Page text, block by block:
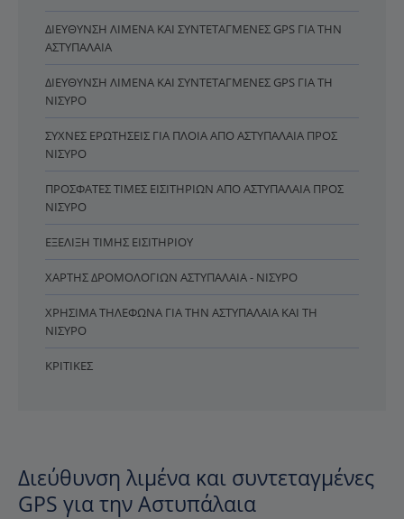
ΔΙΕΎΘΥΝΣΗ ΛΙΜΈΝΑ ΚΑΙ ΣΥΝΤΕΤΑΓΜΈΝΕΣ GPS ΓΙΑ ΤΗΝ
ΑΣΤΥΠΆΛΑΙΑ
ΔΙΕΎΘΥΝΣΗ ΛΙΜΈΝΑ ΚΑΙ ΣΥΝΤΕΤΑΓΜΈΝΕΣ GPS ΓΙΑ ΤΗ
ΝΊΣΥΡΟ
ΣΥΧΝΈΣ ΕΡΩΤΉΣΕΙΣ ΓΙΑ ΠΛΟΊΑ ΑΠΌ ΑΣΤΥΠΆΛΑΙΑ ΠΡΟΣ
ΝΊΣΥΡΟ
ΠΡΌΣΦΑΤΕΣ ΤΙΜΈΣ ΕΙΣΙΤΗΡΊΩΝ ΑΠΌ ΑΣΤΥΠΆΛΑΙΑ ΠΡΟΣ
ΝΊΣΥΡΟ
ΕΞΈΛΙΞΗ ΤΙΜΉΣ ΕΙΣΙΤΗΡΊΟΥ
ΧΆΡΤΗΣ ΔΡΟΜΟΛΟΓΊΩΝ ΑΣΤΥΠΆΛΑΙΑ - ΝΊΣΥΡΟ
ΧΡΉΣΙΜΑ ΤΗΛΈΦΩΝΑ ΓΙΑ ΤΗΝ ΑΣΤΥΠΆΛΑΙΑ ΚΑΙ ΤΗ
ΝΊΣΥΡΟ
ΚΡΙΤΙΚΈΣ
Διεύθυνση λιμένα και συντεταγμένες
GPS για την Αστυπάλαια